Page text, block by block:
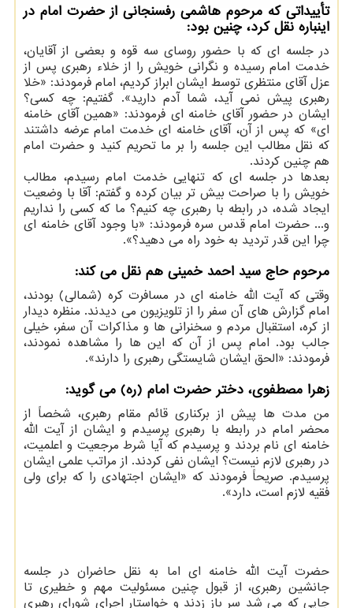
تأییداتی که مرحوم هاشمی رفسنجانی از حضرت امام در
اینباره نقل کرد، چنین بود:
در جلسه ای که با حضور روسای سه قوه و بعضی از آقایان،
خدمت امام رسیده و نگرانی خویش را از خلاء رهبری پس از
عزل آقای منتظری توسط ایشان ابراز کردیم، امام فرمودند: «خلا
رهبری پیش نمی آید، شما آدم دارید». گفتیم: چه کسی؟
ایشان در حضور آقای خامنه ای فرمودند: «همین آقای خامنه
ای» که پس از آن، آقای خامنه ای خدمت امام عرضه داشتند
که نقل مطالب این جلسه را بر ما تحریم کنید و حضرت امام
هم چنین کردند.
بعدها در جلسه ای که تنهایی خدمت امام رسیدم، مطالب
خویش را با صراحت بیش تر بیان کرده و گفتم: آقا با وضعیت
ایجاد شده، در رابطه با رهبری چه کنیم؟ ما که کسی را نداریم
و... حضرت امام قدس سره فرمودند: «با وجود آقای خامنه ای
چرا این قدر تردید به خود راه می دهید؟».
مرحوم حاج سید احمد خمینی هم نقل می کند:
وقتی که آیت اللّه خامنه ای در مسافرت کره (شمالی) بودند،
امام گزارش های آن سفر را از تلویزیون می دیدند. منظره دیدار
از کره، استقبال مردم و سخنرانی ها و مذاکرات آن سفر، خیلی
جالب بود. امام پس از آن که این ها را مشاهده نمودند،
فرمودند: «الحق ایشان شایستگی رهبری را دارند».
زهرا مصطفوی، دختر حضرت امام (ره) می گوید:
من مدت ها پیش از برکناری قائم مقام رهبری، شخصاً از
محضر امام در رابطه با رهبری پرسیدم و ایشان از آیت اللّه
خامنه ای نام بردند و پرسیدم که آیا شرط مرجعیت و اعلمیت،
در رهبری لازم نیست؟ ایشان نفی کردند. از مراتب علمی ایشان
پرسیدم. صریحاً فرمودند که «ایشان اجتهادی را که برای ولی
فقیه لازم است، دارد».
حضرت آیت الله خامنه ای اما به نقل حاضران در جلسه
جانشین رهبری، از قبول چنین مسئولیت مهم و خطیری تا
جایی که می شد سر باز زدند و خواستار اجرای شورای رهبری